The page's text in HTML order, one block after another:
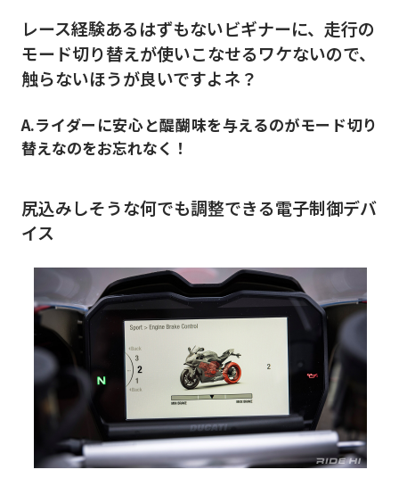
レース経験あるはずもないビギナーに、走行の
モード切り替えが使いこなせるワケないので、
触らないほうが良いですよネ？
A.ライダーに安心と醍醐味を与えるのがモード切り
替えなのをお忘れなく！
尻込みしそうな何でも調整できる電子制御デバ
イス